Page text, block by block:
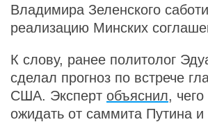
Владимира Зеленского
реализацию Минских
К слову, ранее политолог
сделал прогноз по встрече
США. Эксперт объяснил,
ожидать от саммита Путина